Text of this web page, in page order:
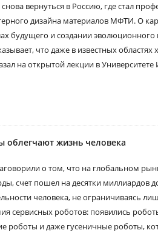
вернуться в Россию, где стал
дизайна материалов МФТИ. О
будущего и создании эволюционного
что даже в известных
на открытой лекции в
облегчают жизнь человека
о том, что на глобальном
счет пошел на десятки миллиардов
человека, не ограничиваясь
сервисных роботов: появились
роботы и даже гусеничные роботы,